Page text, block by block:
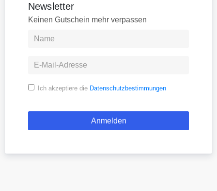
Newsletter
Keinen Gutschein mehr verpassen
Ich akzeptiere die Datenschutzbestimmungen